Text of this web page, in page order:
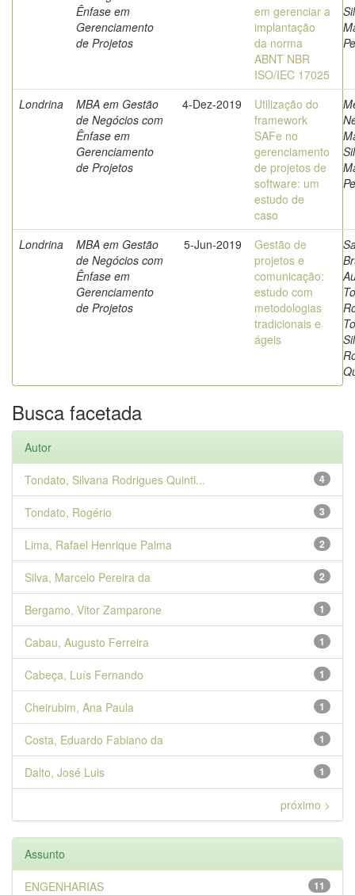
Ênfase em
Gerenciamento
de Projetos
em gerenciar a
implantação
da norma
ABNT NBR
ISO/IEC 17025
Londrina
MBA em Gestão
de Negócios com
Ênfase em
Gerenciamento
de Projetos
4-Dez-2019
Utilização do
framework
SAFe no
gerenciamento
de projetos de
software: um
estudo de
caso
Londrina
MBA em Gestão
de Negócios com
Ênfase em
Gerenciamento
de Projetos
5-Jun-2019
Gestão de
projetos e
comunicação:
estudo com
metodologias
tradicionais e
ágeis
Busca facetada
Autor
4
Tondato, Silvana Rodrigues Quinti...
3
Tondato, Rogério
2
Lima, Rafael Henrique Palma
2
Silva, Marcelo Pereira da
1
Bergamo, Vitor Zamparone
1
Cabau, Augusto Ferreira
1
Cabeça, Luís Fernando
1
Cheirubim, Ana Paula
1
Costa, Eduardo Fabiano da
1
Dalto, José Luis
próximo >
Assunto
11
ENGENHARIAS